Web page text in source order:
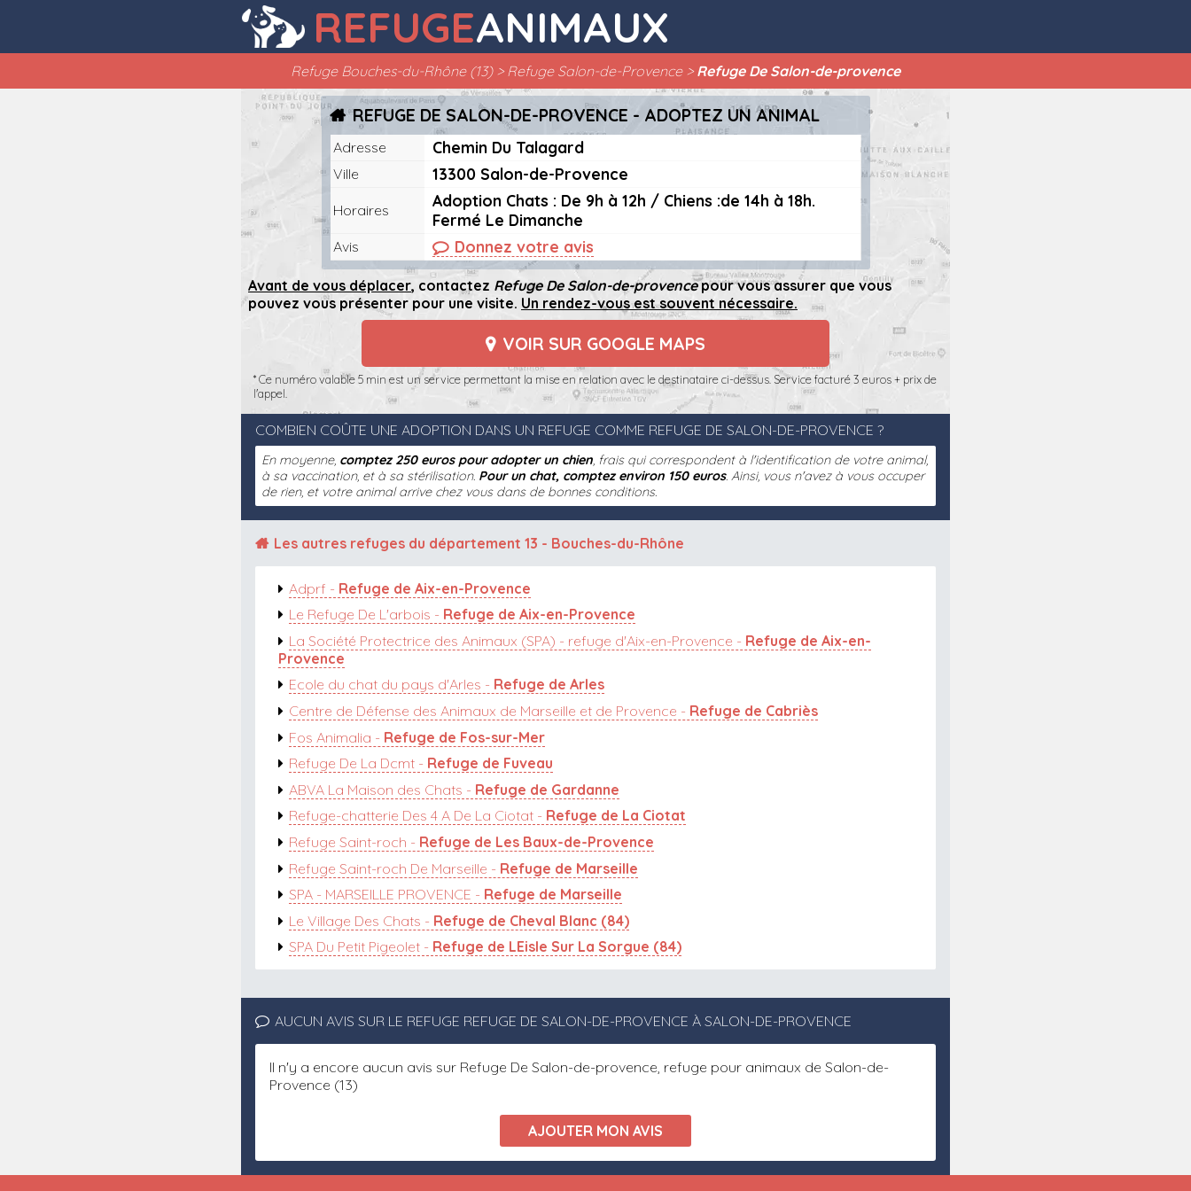
REFUGEANIMAUX
Refuge Bouches-du-Rhône (13) Refuge Salon-de-Provence Refuge De Salon-de-provence
REFUGE DE SALON-DE-PROVENCE - ADOPTEZ UN ANIMAL
Adresse Chemin Du Talagard
Ville 13300 Salon-de-Provence
Horaires
Adoption Chats : De 9h à 12h / Chiens :de 14h à 18h.
Fermé Le Dimanche
Avis Donnez votre avis
Avant de vous déplacer, contactez Refuge De Salon-de-provencepour vous assurer que vous
pouvez vous présenter pour une visite. Un rendez-vous est souvent nécessaire.
VOIR SUR GOOGLE MAPS
* Ce numéro valable 5 min est un service permettant la mise en relation avec le destinataire ci-dessus. Service facturé 3 euros + prix de
l'appel.
COMBIEN COÛTE UNE ADOPTION DANS UN REFUGE COMME REFUGE DE SALON-DE-PROVENCE ?
En moyenne, comptez 250 euros pour adopter un chien, frais qui correspondent à l'identification de votre animal,
à sa vaccination, et à sa stérilisation. Pour un chat, comptez environ 150 euros. Ainsi, vous n'avez à vous occuper
de rien, et votre animal arrive chez vous dans de bonnes conditions.
Les autres refuges du département 13 - Bouches-du-Rhône
Adprf - Refuge de Aix-en-Provence
Le Refuge De L'arbois - Refuge de Aix-en-Provence
La Société Protectrice des Animaux (SPA) - refuge d'Aix-en-Provence - Refuge de Aix-en-
Provence
Ecole du chat du pays d'Arles - Refuge de Arles
Centre de Défense des Animaux de Marseille et de Provence - Refuge de Cabriès
Fos Animalia - Refuge de Fos-sur-Mer
Refuge De La Dcmt - Refuge de Fuveau
ABVA La Maison des Chats - Refuge de Gardanne
Refuge-chatterie Des 4 A De La Ciotat - Refuge de La Ciotat
Refuge Saint-roch - Refuge de Les Baux-de-Provence
Refuge Saint-roch De Marseille - Refuge de Marseille
SPA - MARSEILLE PROVENCE - Refuge de Marseille
Le Village Des Chats - Refuge de Cheval Blanc (84)
SPA Du Petit Pigeolet - Refuge de LEisle Sur La Sorgue (84)
AUCUN AVIS SUR LE REFUGE REFUGE DE SALON-DE-PROVENCE À SALON-DE-PROVENCE
Il n'y a encore aucun avis sur Refuge De Salon-de-provence, refuge pour animaux de Salon-de-
Provence (13)